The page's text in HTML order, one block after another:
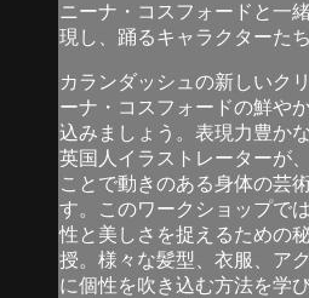
ニーナ・コスフォードと一
現し、踊るキャラクターた
カランダッシュの新しいク
ーナ・コスフォードの鮮や
込みましょう。表現力豊か
英国人イラストレーターが
ことで動きのある身体の芸
す。このワークショップで
性と美しさを捉えるための
授。様々な髪型、衣服、ア
に個性を吹き込む方法を学